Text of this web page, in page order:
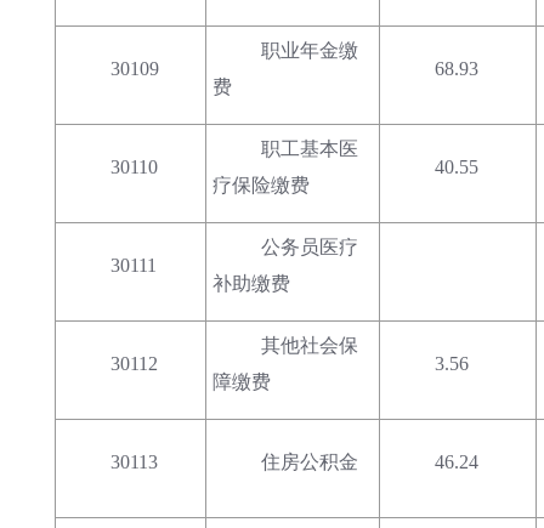
30109
职业年金缴
费
68.93
30110
职工基本医
疗保险缴费
40.55
30111
公务员医疗
补助缴费
30112
其他社会保
障缴费
3.56
30113 住房公积金 46.24